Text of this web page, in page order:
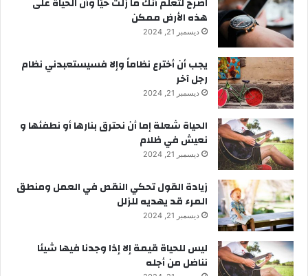
هذه الأرض ممكن
ديسمبر 21, 2024
يجب أن أخترع نظاماً وإلا فسيستعبدني نظام
رجل آخر
ديسمبر 21, 2024
الحياة شعلة إما أن نحترق بنارها أو نطفئها و
نعيش في ظلام
ديسمبر 21, 2024
زيادة القول تحكي النقص في العمل ومنطق
المرء قد يهديه للزلل
ديسمبر 21, 2024
ليس للحياة قيمة إلا إذا وجدنا فيها شيئا
نناضل من أجله